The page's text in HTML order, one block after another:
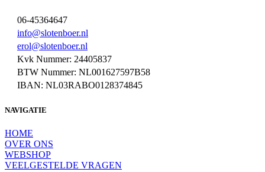
06-45364647
info@slotenboer.nl
erol@slotenboer.nl
Kvk Nummer: 24405837
BTW Nummer: NL001627597B58
IBAN: NL03RABO0128374845
NAVIGATIE
HOME
OVER ONS
WEBSHOP
VEELGESTELDE VRAGEN